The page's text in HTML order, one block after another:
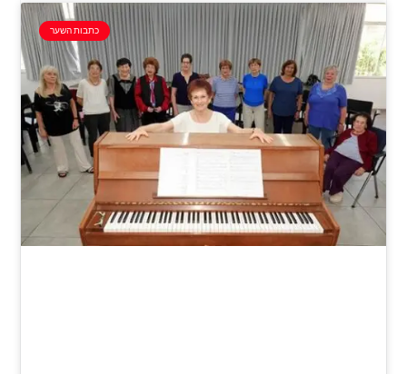
כתבות השער